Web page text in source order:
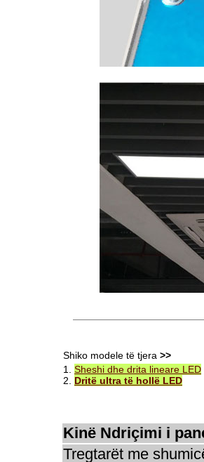
Shiko modele të tjera >>
1. Sheshi dhe drita lineare LED
2. Dritë ultra të hollë LED
Kinë Ndriçimi i
Tregtarët me